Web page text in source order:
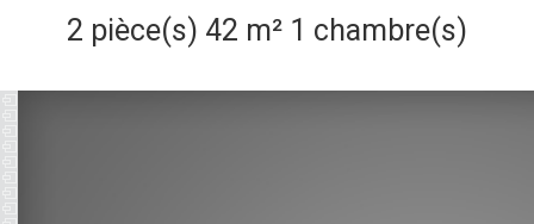
2 pièce(s) 42 m² 1 chambre(s)